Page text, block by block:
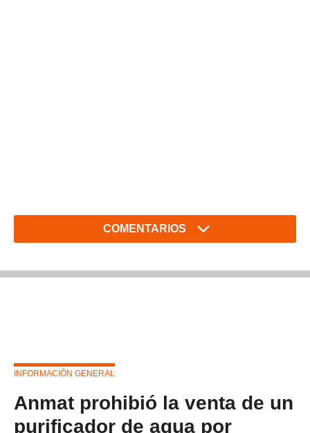
COMENTARIOS